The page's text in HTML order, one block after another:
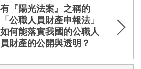
有『陽光法案』之稱的
「公職人員財產申報法」
如何能落實我國的公職人
員財產的公開與透明？